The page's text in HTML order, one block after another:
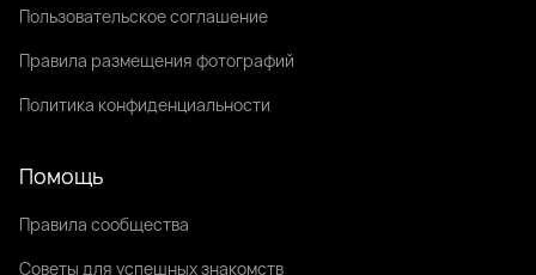
Пользовательское соглашение
Правила размещения фотографий
Политика конфиденциальности
Помощь
Правила сообщества
Советы для успешных знакомств